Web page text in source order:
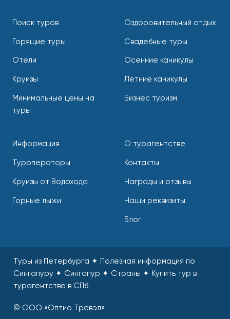
Поиск туров
Горящие туры
Отели
Круизы
Минимальные цены на
туры
Оздоровительный отдых
Свадебные туры
Осенние каникулы
Летние каникулы
Бизнес туризм
Информация
Туроператоры
Круизы от Водохода
Горные лыжи
О турагентстве
Контакты
Награды и отзывы
Наши реквизиты
Блог
Туры из Петербурга ✦ Полезная информация по
Сингапуру ✦ Сингапур ✦ Страны ✦ Купить тур в
турагентстве в СПб
© ООО «Оптио Тревэл»